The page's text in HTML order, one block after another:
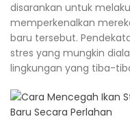
disarankan untuk
memperkenalkan
baru tersebut.
stres yang mungkin
lingkungan yang tiba-